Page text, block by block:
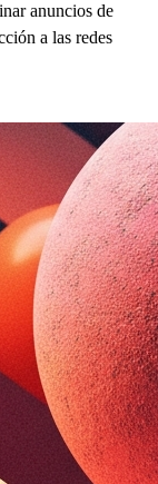
anuncios de
a las redes